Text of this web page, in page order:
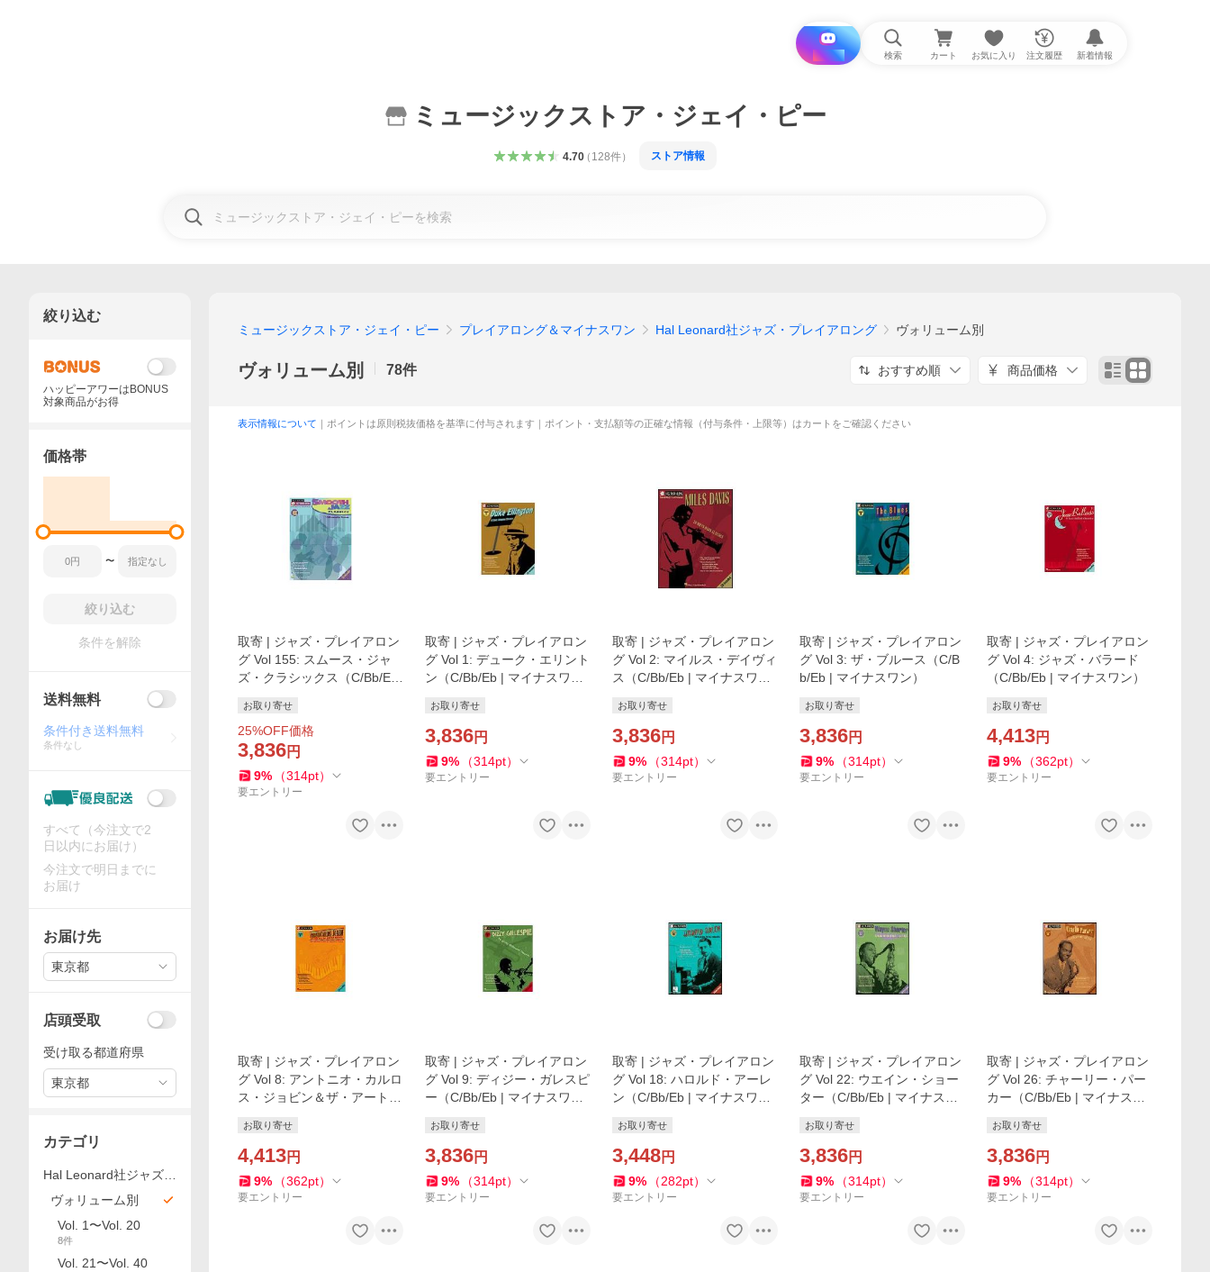
i と探す 検索 カート お気に入り 注文履歴 新着情報
ミュージックストア・ジェイ・ピー
4.70（ 128件） ストア情報
ミュージックストア・ジェイ・ピー プレイアロング＆マイナスワン Hal Leonard社ジャズ・プレイアロング ヴォリューム別
ヴォリューム別 78件 おすすめ順 商品価格
表示情報について ｜ポイントは原則税抜価格を基準に付与されます｜ポイント・支払額等の正確な情報（付与条件・上限等）はカートをご確認ください
取寄 | ジャズ・プレイアロン
グ Vol 155: スムース・ジャ
ズ・クラシックス（C/Bb/Eb
お取り寄せ
25%OFF価格
3,836円
9% （314pt）
要エントリー
取寄 | ジャズ・プレイアロン
グ Vol 1: デューク・エリント
ン（C/Bb/Eb | マイナスワ
お取り寄せ
3,836円
9% （314pt）
要エントリー
取寄 | ジャズ・プレイアロン
グ Vol 2: マイルス・デイヴィ
ス（C/Bb/Eb | マイナスワ
お取り寄せ
3,836円
9% （314pt）
要エントリー
取寄 | ジャズ・プレイアロン
グ Vol 3: ザ・ブルース（C/B
b/Eb | マイナスワン）
お取り寄せ
3,836円
9% （314pt）
要エントリー
取寄 | ジャズ・プレイアロン
グ Vol 4: ジャズ・バラード
（C/Bb/Eb | マイナスワン）
お取り寄せ
4,413円
9% （362pt）
要エントリー
取寄 | ジャズ・プレイアロン
グ Vol 8: アントニオ・カルロ
ス・ジョビン＆ザ・アート・
マイナスワン）
お取り寄せ
4,413円
9% （362pt）
要エントリー
取寄 | ジャズ・プレイアロン
グ Vol 9: ディジー・ガレスピ
ー（C/Bb/Eb | マイナスワ
お取り寄せ
3,836円
9% （314pt）
要エントリー
取寄 | ジャズ・プレイアロン
グ Vol 18: ハロルド・アーレ
ン（C/Bb/Eb | マイナスワ
お取り寄せ
3,448円
9% （282pt）
要エントリー
取寄 | ジャズ・プレイアロン
グ Vol 22: ウエイン・ショー
ター（C/Bb/Eb | マイナスワ
お取り寄せ
3,836円
9% （314pt）
要エントリー
取寄 | ジャズ・プレイアロン
グ Vol 26: チャーリー・パー
カー（C/Bb/Eb | マイナスワ
お取り寄せ
3,836円
9% （314pt）
要エントリー
絞り込む
ハッピーアワーはBONUS
対象商品がお得
価格帯
〜
絞り込む
条件を解除
送料無料
条件付き送料無料
条件なし
すべて（今注文で2
日以内にお届け）
今注文で明日までに
お届け
お届け先
東京都
店頭受取
受け取る都道府県
東京都
カテゴリ
Hal Leonard社ジャズ・
プレイアロング
ヴォリューム別
Vol. 1〜Vol. 20
8件
Vol. 21〜Vol. 40